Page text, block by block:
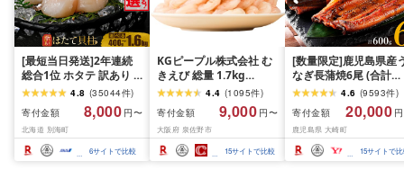
[最短当日発送]2年連続
総合1位 ホタテ 訳あり (
ふるさと納税 ほたて ふ
るさと納税 訳あり 帆立
ふるさと わけあり ホタ
テ貝柱 貝 人気 不揃い 刺
身 規格外 魚介 ランキン
グ 海鮮 冷凍 発送時期が
4.8 (35044件)
寄付金額
8,000 円〜
北海道 別海町
6サイトで比較
KGピープル株式会社 む
きえび 総量 1.7kg
(850g×2P) 特大 5Lサイ
ズ バナメイエビ バラ凍
結 下処理不要 サイズ不
揃い 訳あり
4.4 (1095件)
寄付金額
9,000 円〜
大阪府 泉佐野市
15サイトで比較
[数量限定]鹿児島県産
なぎ長蒲焼6尾 (合計
600g以上)4.6 (9593件)
寄付金額
20,000
鹿児島県 大崎町
15サイトで